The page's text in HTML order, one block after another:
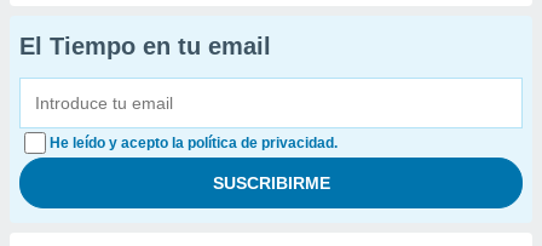
El Tiempo en tu email
He leído y acepto la política de privacidad.